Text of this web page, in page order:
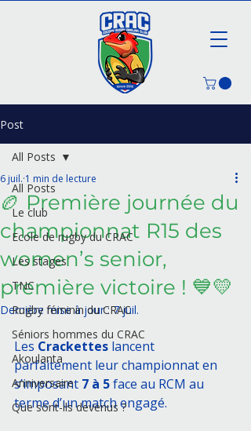
Post
All Posts
Le club
Ecole de rugby du CRAC
Les stages
TNC
Rugby féminin du CRAC
Séniors hommes du CRAC
Akoulanta
Anniversaire
Que sont-ils devenus ?
All Posts
🏉 Première journée du
championnat R15 des
women’s senior,
première victoire ! 💙💛
6 juil. 1 min de lecture
Dernière mise à jour :7 juil.
Les Crackettes lancent
parfaitement leur championnat en
s’imposant 7 à 5 face au RCM au
terme d’un match engagé.